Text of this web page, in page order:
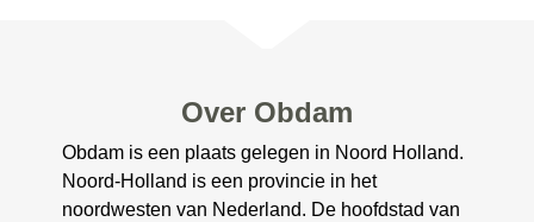
Over Obdam
Obdam is een plaats gelegen in Noord Holland.
Noord-Holland is een provincie in het
noordwesten van Nederland. De hoofdstad van